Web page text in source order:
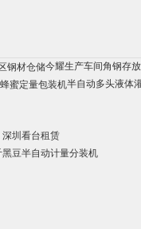
今耀生产车间角钢存
半自动多头液体
圳看台租赁
黑豆半自动计量分装机